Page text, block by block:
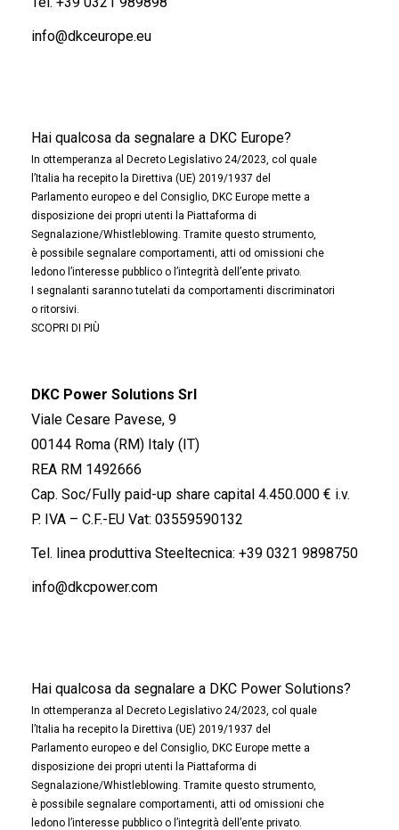
info@dkceurope.eu
Hai qualcosa da segnalare a DKC Europe?
In ottemperanza al Decreto Legislativo 24/2023, col quale
l’Italia ha recepito la Direttiva (UE) 2019/1937 del
Parlamento europeo e del Consiglio, DKC Europe mette a
disposizione dei propri utenti la Piattaforma di
Segnalazione/Whistleblowing. Tramite questo strumento,
è possibile segnalare comportamenti, atti od omissioni che
ledono l’interesse pubblico o l’integrità dell’ente privato.
I segnalanti saranno tutelati da comportamenti discriminatori
o ritorsivi.
SCOPRI DI PIÙ
DKC Power Solutions Srl
Viale Cesare Pavese, 9
00144 Roma (RM) Italy (IT)
REA RM 1492666
Cap. Soc/Fully paid-up share capital 4.450.000 € i.v.
P. IVA – C.F.-EU Vat: 03559590132
Tel. linea produttiva Steeltecnica: +39 0321 9898750
info@dkcpower.com
Hai qualcosa da segnalare a DKC Power Solutions?
In ottemperanza al Decreto Legislativo 24/2023, col quale
l’Italia ha recepito la Direttiva (UE) 2019/1937 del
Parlamento europeo e del Consiglio, DKC Europe mette a
disposizione dei propri utenti la Piattaforma di
Segnalazione/Whistleblowing. Tramite questo strumento,
è possibile segnalare comportamenti, atti od omissioni che
ledono l’interesse pubblico o l’integrità dell’ente privato.